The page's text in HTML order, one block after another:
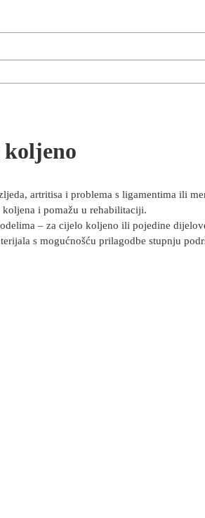
koljeno
artritisa i problema s ligamentima ili
i pomažu u rehabilitaciji.
– za cijelo koljeno ili pojedine
s mogućnošću prilagodbe stupnju